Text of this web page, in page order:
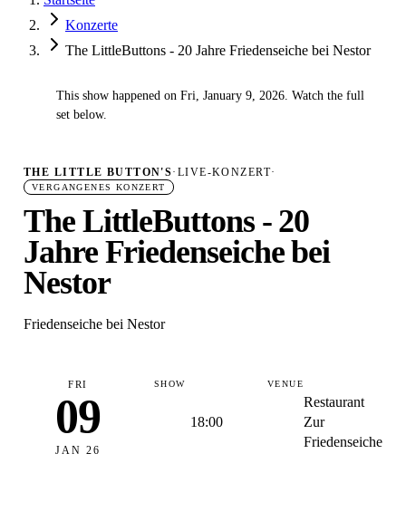
Konzerte
The LittleButtons - 20 Jahre Friedenseiche bei Nestor
This show happened on Fri, January 9, 2026. Watch the full
set below.
THE LITTLE BUTTON'S· LIVE-KONZERT·
VERGANGENES KONZERT
The LittleButtons - 20
Jahre Friedenseiche bei
Nestor
Friedenseiche bei Nestor
FRI
09
JAN 26
SHOW
18:00
VENUE
Restaurant
Zur
Friedenseiche